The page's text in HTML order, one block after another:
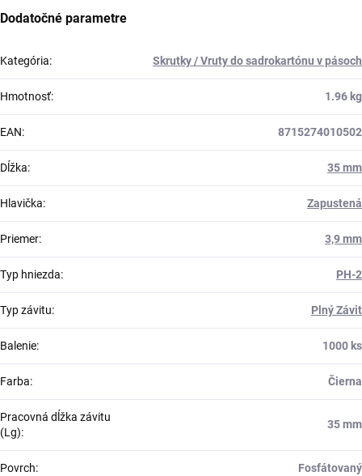
Dodatočné parametre
Kategória: Skrutky / Vruty do sadrokartónu v pásoch
Hmotnosť: 1.96 kg
EAN: 8715274010502
Dĺžka: 35 mm
Hlavička: Zapustená
Priemer: 3,9 mm
Typ hniezda: PH-2
Typ závitu: Plný Závit
Balenie: 1000 ks
Farba: Čierna
Pracovná dĺžka závitu
(Lg):
35 mm
Povrch: Fosfátovaný